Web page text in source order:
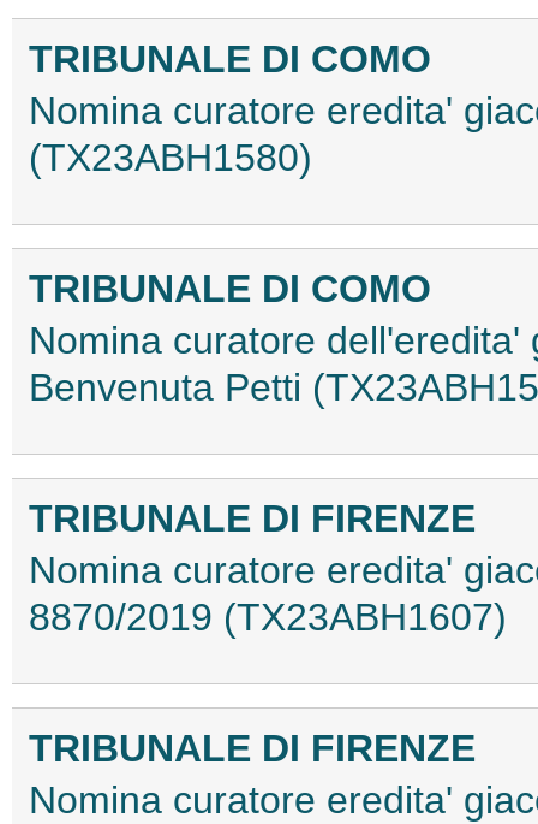
TRIBUNALE DI COMO
Nomina curatore eredita'
(TX23ABH1580)
TRIBUNALE DI COMO
Nomina curatore dell'eredita'
Benvenuta Petti
TRIBUNALE DI FIRENZE
Nomina curatore eredita'
8870/2019 (TX23ABH1607)
TRIBUNALE DI FIRENZE
Nomina curatore eredita'